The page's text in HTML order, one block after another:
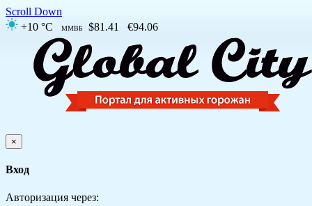
Scroll Down
+10 °C
ММВБ $81.41 €94.06
×
Вход
Авторизация через: